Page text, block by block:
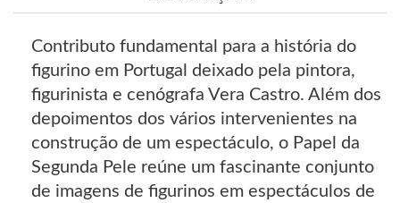
Contributo fundamental para a história do
figurino em Portugal deixado pela pintora,
figurinista e cenógrafa Vera Castro. Além dos
depoimentos dos vários intervenientes na
construção de um espectáculo, o Papel da
Segunda Pele reúne um fascinante conjunto
de imagens de figurinos em espectáculos de